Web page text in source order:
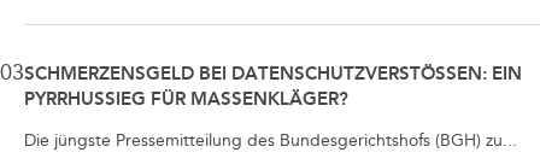
03SCHMERZENSGELD BEI DATENSCHUTZVERSTÖSSEN: EIN P
YRRHUSSIEG FÜR MASSENKLÄGER?
Die jüngste Pressemitteilung des Bundesgerichtshofs (BGH) zu...